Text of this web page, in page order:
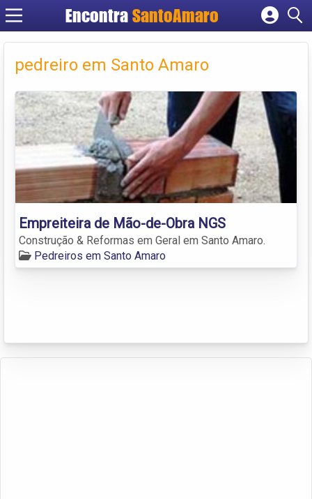
Encontra SantoAmaro
Cadastrar empresa
Criar conta
pedreiro em Santo Amaro
Empreiteira de Mão-de-Obra NGS
Construção & Reformas em Geral em Santo Amaro.
Pedreiros em Santo Amaro